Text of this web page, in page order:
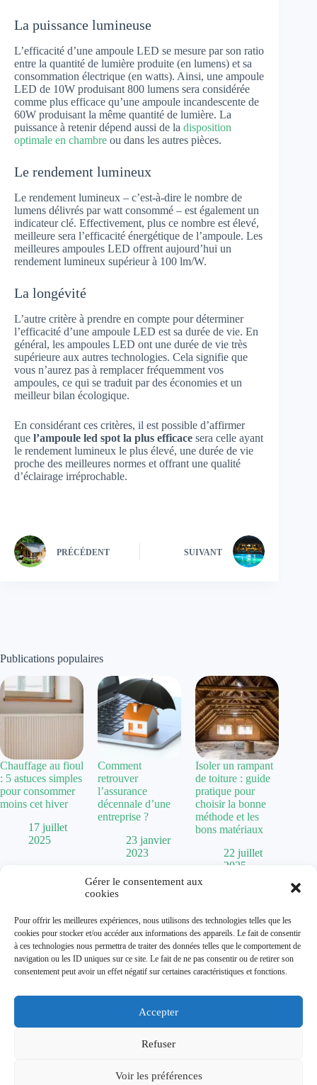
Gérer le consentement aux
cookies
Pour offrir les meilleures expériences, nous utilisons des technologies telles que les
cookies pour stocker et/ou accéder aux informations des appareils. Le fait de consentir
à ces technologies nous permettra de traiter des données telles que le comportement de
navigation ou les ID uniques sur ce site. Le fait de ne pas consentir ou de retirer son
consentement peut avoir un effet négatif sur certaines caractéristiques et fonctions.
Accepter
Refuser
Voir les préférences
La puissance lumineuse
L’efficacité d’une ampoule LED se mesure par son ratio
entre la quantité de lumière produite (en lumens) et sa
consommation électrique (en watts). Ainsi, une ampoule
LED de 10W produisant 800 lumens sera considérée
comme plus efficace qu’une ampoule incandescente de
60W produisant la même quantité de lumière. La
puissance à retenir dépend aussi de la disposition
optimale en chambre ou dans les autres pièces.
Le rendement lumineux
Le rendement lumineux – c’est-à-dire le nombre de
lumens délivrés par watt consommé – est également un
indicateur clé. Effectivement, plus ce nombre est élevé,
meilleure sera l’efficacité énergétique de l’ampoule. Les
meilleures ampoules LED offrent aujourd’hui un
rendement lumineux supérieur à 100 lm/W.
La longévité
L’autre critère à prendre en compte pour déterminer
l’efficacité d’une ampoule LED est sa durée de vie. En
général, les ampoules LED ont une durée de vie très
supérieure aux autres technologies. Cela signifie que
vous n’aurez pas à remplacer fréquemment vos
ampoules, ce qui se traduit par des économies et un
meilleur bilan écologique.
En considérant ces critères, il est possible d’affirmer
que l’ampoule led spot la plus efficace sera celle ayant
le rendement lumineux le plus élevé, une durée de vie
proche des meilleures normes et offrant une qualité
d’éclairage irréprochable.
PRÉCÉDENT SUIVANT
Publications populaires
Chauffage au fioul
: 5 astuces simples
pour consommer
moins cet hiver
17 juillet
2025
Comment
retrouver
l’assurance
décennale d’une
entreprise ?
23 janvier
2023
Isoler un rampant
de toiture : guide
pratique pour
choisir la bonne
méthode et les
bons matériaux
22 juillet
2025
Mentions Légales
Plan de site
Contact
À propos
Dolum magazine vous guide dans l'art de transformer votre
habitat. De lachaise Baumannvintage aux tendances comme
, nous explorons toutes les facettes de la
projet de rénovation ou que vous souhaitiez optimiser